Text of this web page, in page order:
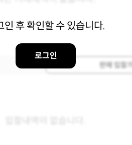
인 후 확인할 수 있습니다.
로그인
판매 입찰가